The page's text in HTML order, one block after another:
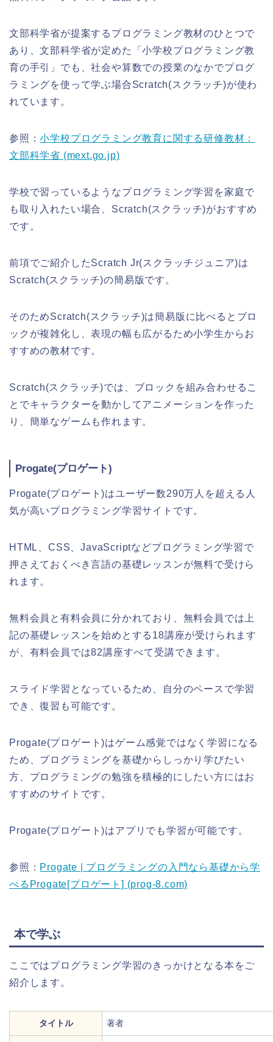
文部科学省が提案するプログラミング教材のひとつで
あり、文部科学省が定めた「小学校プログラミング教
育の手引」でも、社会や算数での授業のなかでプログ
ラミングを使って学ぶ場合Scratch(スクラッチ)が使わ
れています。
参照：小学校プログラミング教育に関する研修教材：
文部科学省 (mext.go.jp)
学校で習っているようなプログラミング学習を家庭で
も取り入れたい場合、Scratch(スクラッチ)がおすすめ
です。
前項でご紹介したScratch Jr(スクラッチジュニア)は
Scratch(スクラッチ)の簡易版です。
そのためScratch(スクラッチ)は簡易版に比べるとブロ
ックが複雑化し、表現の幅も広がるため小学生からお
すすめの教材です。
Scratch(スクラッチ)では、ブロックを組み合わせるこ
とでキャラクターを動かしてアニメーションを作った
り、簡単なゲームも作れます。
Progate(プロゲート)
Progate(プロゲート)はユーザー数290万人を超える人
気が高いプログラミング学習サイトです。
HTML、CSS、JavaScriptなどプログラミング学習で
押さえておくべき言語の基礎レッスンが無料で受けら
れます。
無料会員と有料会員に分かれており、無料会員では上
記の基礎レッスンを始めとする18講座が受けられます
が、有料会員では82講座すべて受講できます。
スライド学習となっているため、自分のペースで学習
でき、復習も可能です。
Progate(プロゲート)はゲーム感覚ではなく学習になる
ため、プログラミングを基礎からしっかり学びたい
方、プログラミングの勉強を積極的にしたい方にはお
すすめのサイトです。
Progate(プロゲート)はアプリでも学習が可能です。
参照： Progate | プログラミングの入門なら基礎から学
べるProgate[プロゲート] (prog-8.com)
本で学ぶ
ここではプログラミング学習のきっかけとなる本をご
紹介します。
タイトル 著者